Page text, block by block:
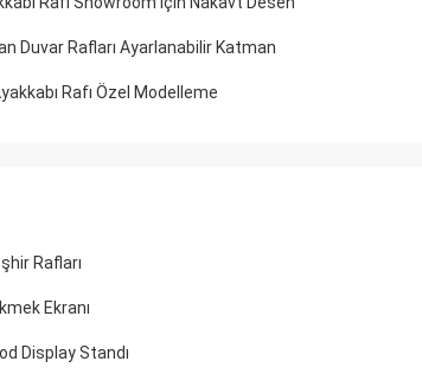
Duvar Rafları Ayarlanabilir Katman
Rafı Özel Modelleme
Rafları
Ekranı
Display Standı